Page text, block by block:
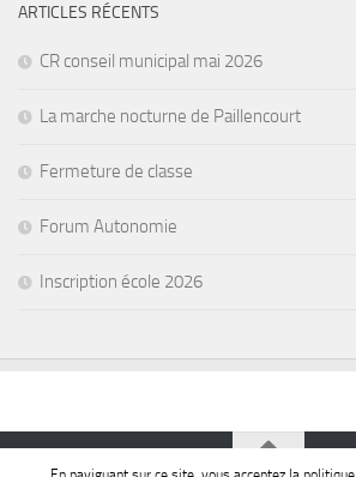
ARTICLES RÉCENTS
CR conseil municipal mai 2026
La marche nocturne de Paillencourt
Fermeture de classe
Forum Autonomie
Inscription école 2026